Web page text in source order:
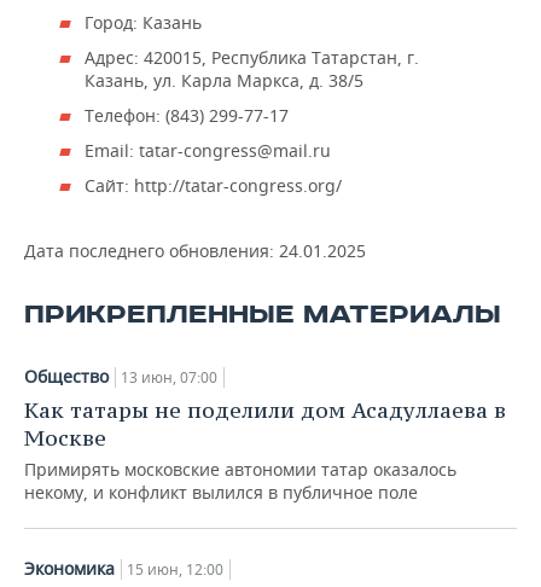
КИБЕРСПОРТ
ФИГУРНОЕ КАТАНИЕ
ВОДНЫЕ ВИДЫ СПОРТА
ХОККЕЙ С МЯЧОМ
КУЛЬТУРА
МЕДИЦИНА
ОБРАЗОВАНИЕ
ПРОИСШЕСТВИЯ
СПИСОК КОМПАНИЙ
Город: Казань
Адрес: 420015, Республика Татарстан, г.
Казань, ул. Карла Маркса, д. 38/5
Телефон: (843) 299-77-17
Email: tatar-congress@mail.ru
Сайт: http://tatar-congress.org/
Дата последнего обновления: 24.01.2025
ПРИКРЕПЛЕННЫЕ МАТЕРИАЛЫ
Общество 13 июн, 07:00
Как татары не поделили дом Асадуллаева в
Москве
Примирять московские автономии татар оказалось
некому, и конфликт вылился в публичное поле
Экономика 15 июн, 12:00